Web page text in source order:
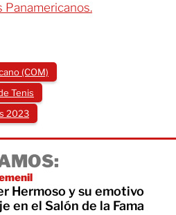
Panamericanos.
(COM)
Tenis
2023
Hermoso y su emotivo
en el Salón de la Fama